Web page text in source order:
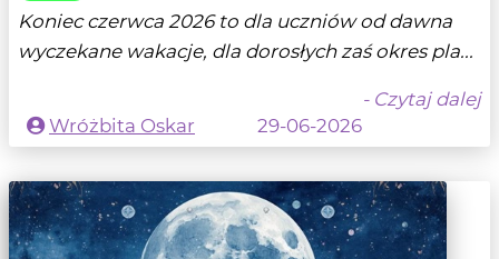
Koniec czerwca 2026 to dla uczniów od dawna
wyczekane wakacje, dla dorosłych zaś okres pla...
- Czytaj dalej
Wróżbita Oskar
29-06-2026